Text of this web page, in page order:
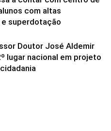
com altas
superdotação
Doutor José Aldemir
lugar nacional em projeto